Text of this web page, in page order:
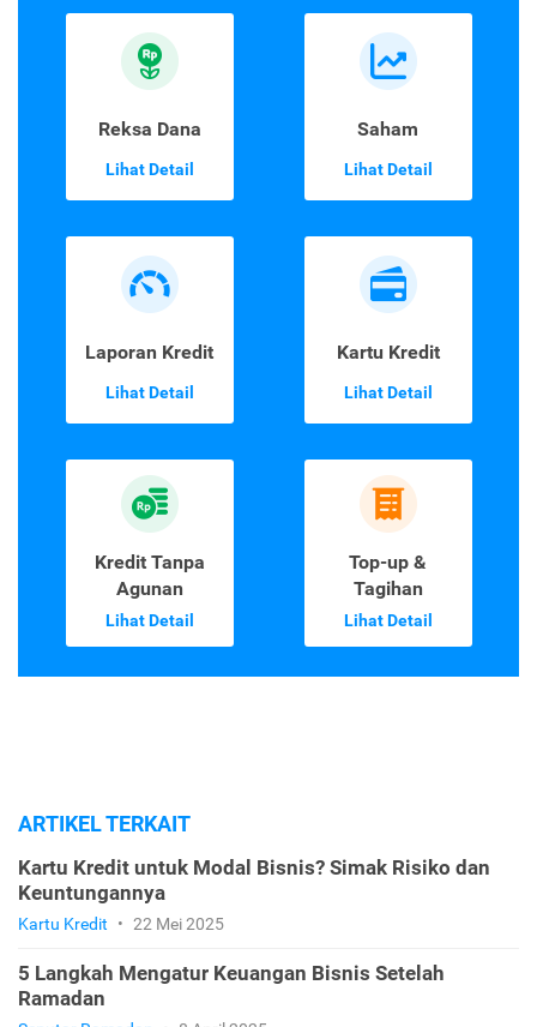
Reksa Dana
Lihat Detail
Saham
Lihat Detail
Laporan Kredit
Lihat Detail
Kartu Kredit
Lihat Detail
Kredit Tanpa
Agunan
Lihat Detail
Top-up &
Tagihan
Lihat Detail
ARTIKEL TERKAIT
Kartu Kredit untuk Modal Bisnis? Simak Risiko dan
Keuntungannya
Kartu Kredit • 22 Mei 2025
5 Langkah Mengatur Keuangan Bisnis Setelah
Ramadan